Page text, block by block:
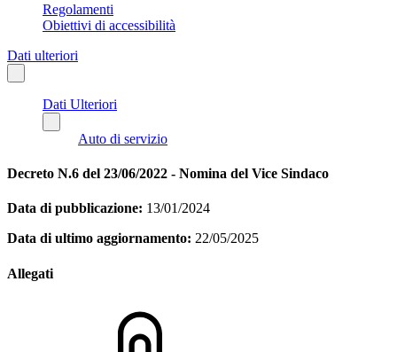
Regolamenti
Obiettivi di accessibilità
Dati ulteriori
Dati Ulteriori
Auto di servizio
Decreto N.6 del 23/06/2022 - Nomina del Vice Sindaco
Data di pubblicazione: 13/01/2024
Data di ultimo aggiornamento: 22/05/2025
Allegati